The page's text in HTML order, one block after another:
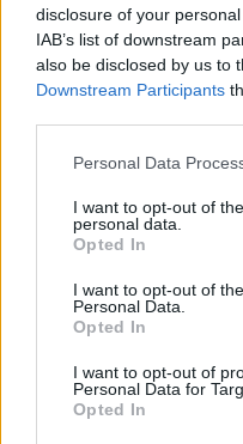
disclosure of your
IAB’s list of downstream
also be disclosed by us to
Downstream Participants
Please note that this
not limited to your visit or
grant or deny consent to
use your data for below
consent section.
Personal Data
I want to opt-out of
personal data.
Opted In
I want to opt-out of
Personal Data.
Opted In
I want to opt-out of
Personal Data for
Opted In
Dalla panetteria di
Chin, icona della
Edoardo Castellucci · 3 Ago 2026
RICETTE DELLA NONNA